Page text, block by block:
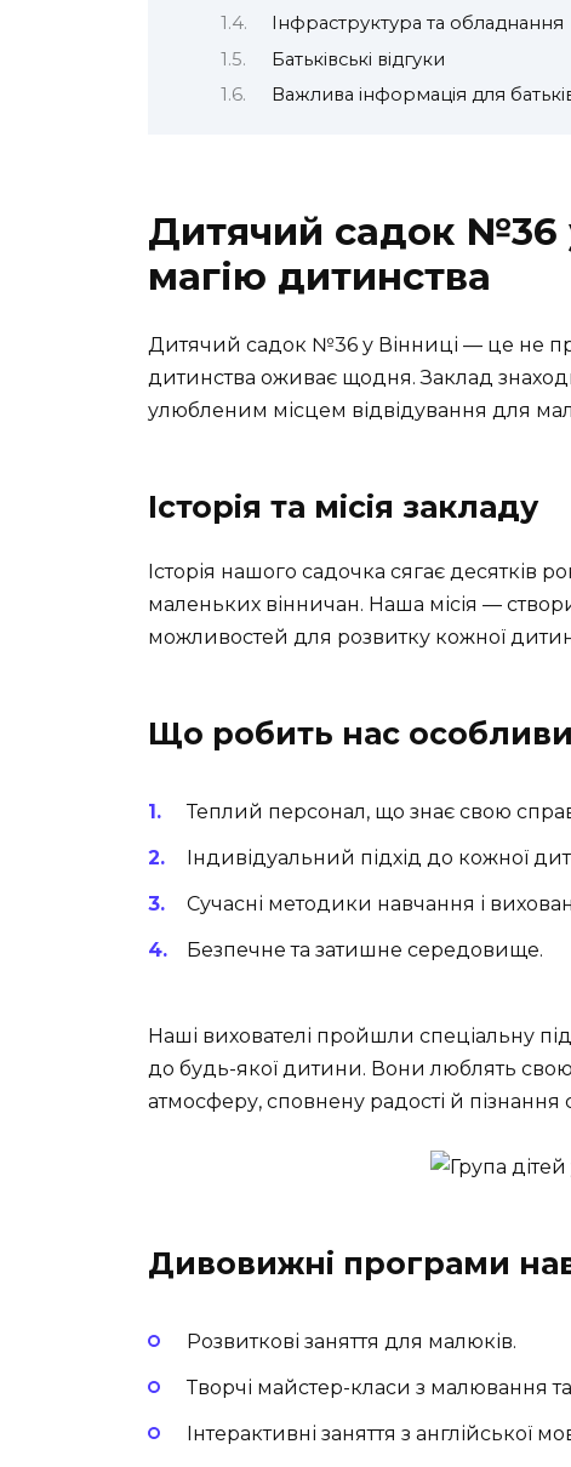
Інфраструктура та обладнання
Батьківські відгуки
Важлива інформація для
Дитячий садок №36
магію дитинства
Дитячий садок №36 у Вінниці — це не
дитинства оживає щодня. Заклад
улюбленим місцем відвідування для
Історія та місія закладу
Історія нашого садочка сягає десятків
маленьких вінничан. Наша місія —
можливостей для розвитку кожної
Що робить нас
Теплий персонал, що знає свою
Індивідуальний підхід до кожної
Сучасні методики навчання і
Безпечне та затишне середовище.
Наші вихователі пройшли спеціальну
до будь-якої дитини. Вони люблять
атмосферу, сповнену радості й пізнання
Дивовижні програми
Розвиткові заняття для малюків.
Творчі майстер-класи з малювання
Інтерактивні заняття з англійської